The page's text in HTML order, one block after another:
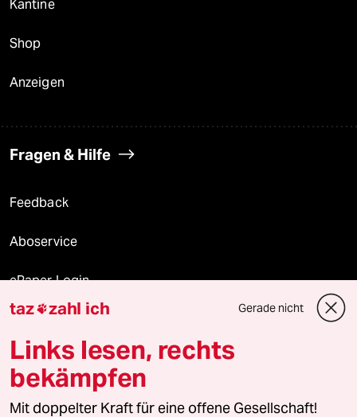
Kantine
Shop
Anzeigen
Fragen & Hilfe
Feedback
Aboservice
ePaper Login
Downloads für Abonnierende
© 2026 taz Verlags und Vertriebs GmbH
Alle Rechte vorbehalten. Bei rechtlichen Fragen oder für Genehmigungen
taz zahl ich Gerade nicht
Links lesen, rechts
bekämpfen
Mit doppelter Kraft für eine offene Gesellschaft!